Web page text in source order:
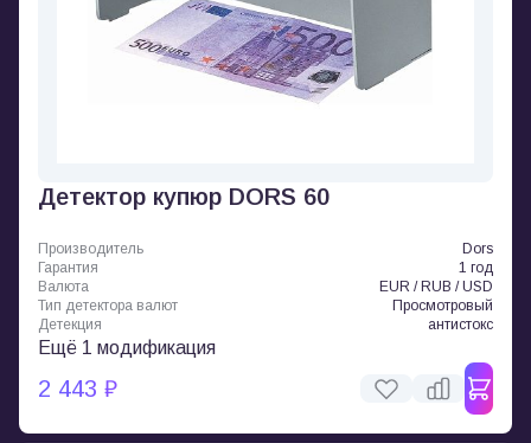
Детектор купюр DORS 60
Производитель
Dors
Гарантия
1 год
Валюта
EUR / RUB / USD
Тип детектора валют
Просмотровый
Детекция
антистокс
Ещё 1 модификация
2 443 ₽